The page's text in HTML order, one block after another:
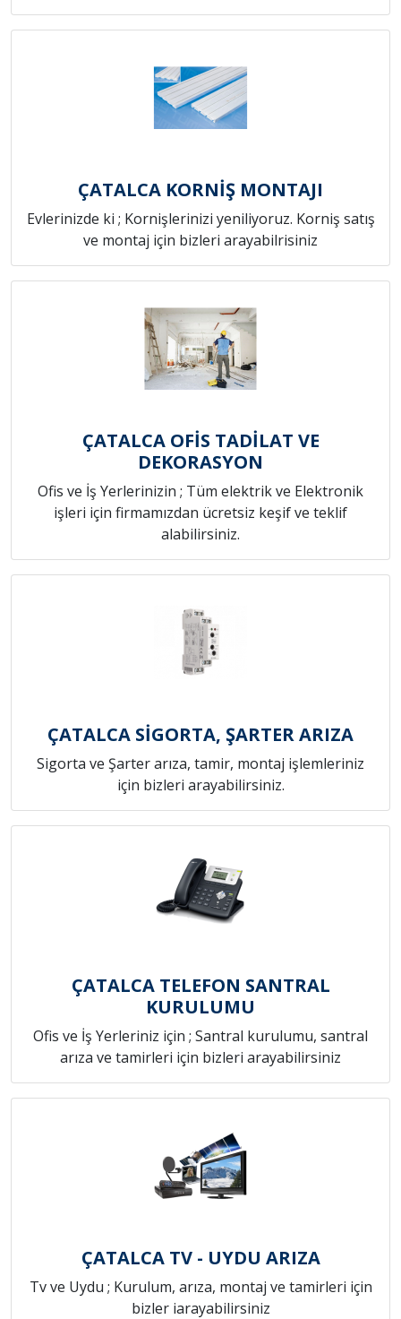
ÇATALCA KORNİŞ MONTAJI
Evlerinizde ki ; Kornişlerinizi yeniliyoruz. Korniş satış
ve montaj için bizleri arayabilrisiniz
ÇATALCA OFİS TADİLAT VE
DEKORASYON
Ofis ve İş Yerlerinizin ; Tüm elektrik ve Elektronik
işleri için firmamızdan ücretsiz keşif ve teklif
alabilirsiniz.
ÇATALCA SİGORTA, ŞARTER ARIZA
Sigorta ve Şarter arıza, tamir, montaj işlemleriniz
için bizleri arayabilirsiniz.
ÇATALCA TELEFON SANTRAL
KURULUMU
Ofis ve İş Yerleriniz için ; Santral kurulumu, santral
arıza ve tamirleri için bizleri arayabilirsiniz
ÇATALCA TV - UYDU ARIZA
Tv ve Uydu ; Kurulum, arıza, montaj ve tamirleri için
bizler iarayabilirsiniz